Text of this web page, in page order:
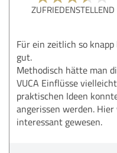
ZUFRIEDENSTELLEND
Für ein zeitlich so
gut.
Methodisch hätte man
VUCA Einflüsse
praktischen Ideen
angerissen werden.
interessant gewesen.